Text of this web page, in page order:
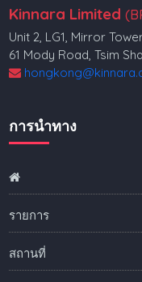
Kinnara Limited
Unit 2, LG1, Mirror
61 Mody Road, Tsim
การนำทาง
รายการ
สถานที่